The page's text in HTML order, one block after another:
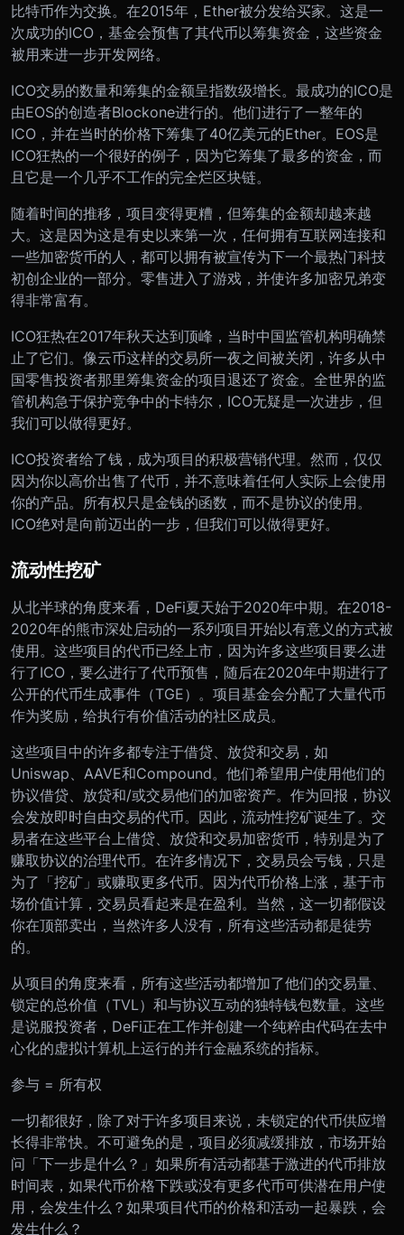
比特币作为交换。在2015年，Ether被分发给买家。这是一
次成功的ICO，基金会预售了其代币以筹集资金，这些资金
被用来进一步开发网络。
ICO交易的数量和筹集的金额呈指数级增长。最成功的ICO是
由EOS的创造者Blockone进行的。他们进行了一整年的
ICO，并在当时的价格下筹集了40亿美元的Ether。EOS是
ICO狂热的一个很好的例子，因为它筹集了最多的资金，而
且它是一个几乎不工作的完全烂区块链。
随着时间的推移，项目变得更糟，但筹集的金额却越来越
大。这是因为这是有史以来第一次，任何拥有互联网连接和
一些加密货币的人，都可以拥有被宣传为下一个最热门科技
初创企业的一部分。零售进入了游戏，并使许多加密兄弟变
得非常富有。
ICO狂热在2017年秋天达到顶峰，当时中国监管机构明确禁
止了它们。像云币这样的交易所一夜之间被关闭，许多从中
国零售投资者那里筹集资金的项目退还了资金。全世界的监
管机构急于保护竞争中的卡特尔，ICO无疑是一次进步，但
我们可以做得更好。
ICO投资者给了钱，成为项目的积极营销代理。然而，仅仅
因为你以高价出售了代币，并不意味着任何人实际上会使用
你的产品。所有权只是金钱的函数，而不是协议的使用。
ICO绝对是向前迈出的一步，但我们可以做得更好。
流动性挖矿
从北半球的角度来看，DeFi夏天始于2020年中期。在2018-
2020年的熊市深处启动的一系列项目开始以有意义的方式被
使用。这些项目的代币已经上市，因为许多这些项目要么进
行了ICO，要么进行了代币预售，随后在2020年中期进行了
公开的代币生成事件（TGE）。项目基金会分配了大量代币
作为奖励，给执行有价值活动的社区成员。
这些项目中的许多都专注于借贷、放贷和交易，如
Uniswap、AAVE和Compound。他们希望用户使用他们的
协议借贷、放贷和/或交易他们的加密资产。作为回报，协议
会发放即时自由交易的代币。因此，流动性挖矿诞生了。交
易者在这些平台上借贷、放贷和交易加密货币，特别是为了
赚取协议的治理代币。在许多情况下，交易员会亏钱，只是
为了「挖矿」或赚取更多代币。因为代币价格上涨，基于市
场价值计算，交易员看起来是在盈利。当然，这一切都假设
你在顶部卖出，当然许多人没有，所有这些活动都是徒劳
的。
从项目的角度来看，所有这些活动都增加了他们的交易量、
锁定的总价值（TVL）和与协议互动的独特钱包数量。这些
是说服投资者，DeFi正在工作并创建一个纯粹由代码在去中
心化的虚拟计算机上运行的并行金融系统的指标。
参与 = 所有权
一切都很好，除了对于许多项目来说，未锁定的代币供应增
长得非常快。不可避免的是，项目必须减缓排放，市场开始
问「下一步是什么？」如果所有活动都基于激进的代币排放
时间表，如果代币价格下跌或没有更多代币可供潜在用户使
用，会发生什么？如果项目代币的价格和活动一起暴跌，会
发生什么？